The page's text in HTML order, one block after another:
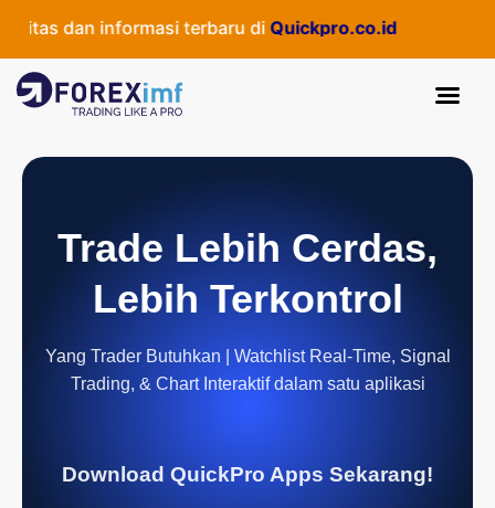
dan informasi terbaru diQuickpro.co.id
Trade Lebih Cerdas,
Lebih Terkontrol
Yang Trader Butuhkan | Watchlist Real-Time, Signal
Trading, & Chart Interaktif dalam satu aplikasi
Download QuickPro Apps Sekarang!